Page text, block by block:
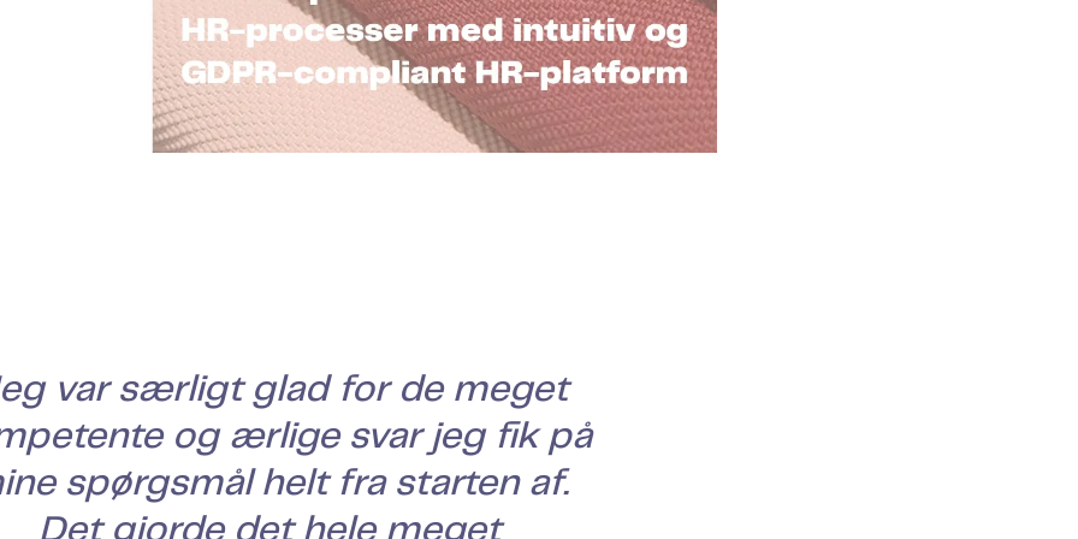
var særligt glad for de meget
og ærlige svar jeg fik på
spørgsmål helt fra starten af.
Det gjorde det hele meget